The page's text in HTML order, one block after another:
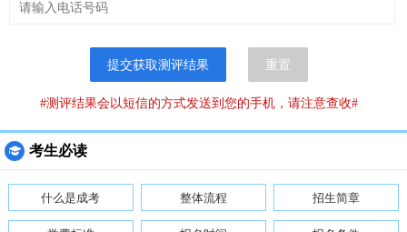
提交获取测评结果 重置
#测评结果会以短信的方式发送到您的手机，请注意查收#
考生必读
什么是成考 整体流程 招生简章